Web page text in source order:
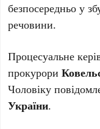
безпосередньо у
речовини.
Процесуальне
прокурори
Чоловіку
України.